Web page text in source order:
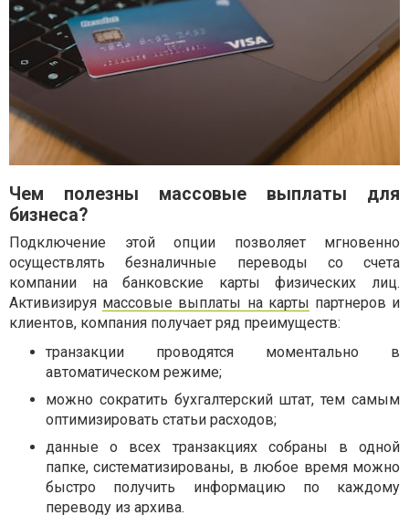
Чем полезны массовые выплаты для
бизнеса?
Подключение этой опции позволяет мгновенно
осуществлять безналичные переводы со счета
компании на банковские карты физических лиц.
Активизируя массовые выплаты на карты партнеров и
клиентов, компания получает ряд преимуществ:
транзакции проводятся моментально в
автоматическом режиме;
можно сократить бухгалтерский штат, тем самым
оптимизировать статьи расходов;
данные о всех транзакциях собраны в одной
папке, систематизированы, в любое время можно
быстро получить информацию по каждому
переводу из архива.